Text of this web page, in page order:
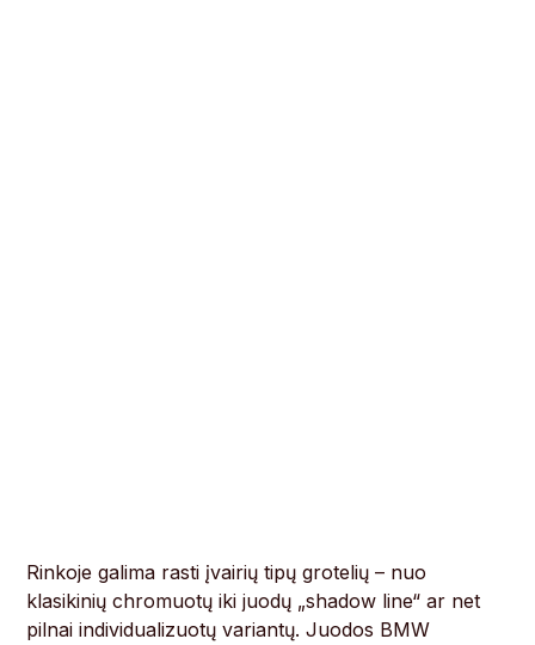
Rinkoje galima rasti įvairių tipų grotelių – nuo
klasikinių chromuotų iki juodų „shadow line“ ar net
pilnai individualizuotų variantų. Juodos BMW